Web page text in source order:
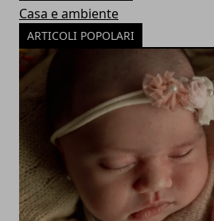
Casa e ambiente
ARTICOLI POPOLARI